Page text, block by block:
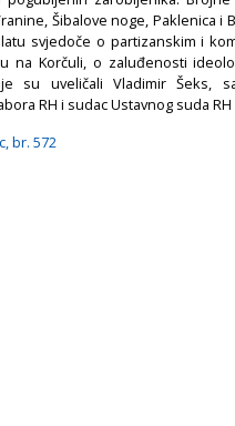
Šibalove noge, Paklenica
svjedoče o partizanskim i
na Korčuli, o zaluđenosti
su uveličali Vladimir Šeks,
RH i sudac Ustavnog suda
br. 572